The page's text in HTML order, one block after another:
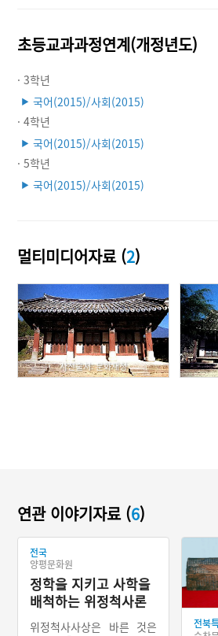
초등교과과정연계(개정년도)
· 3학년
▶ 국어(2015)/사회(2015)
· 4학년
▶ 국어(2015)/사회(2015)
· 5학년
▶ 국어(2015)/사회(2015)
멀티미디어자료 (2)
사진출처: 문화재청
연관 이야기자료 (6)
전국
양평문화원
정학을 지키고 사학을
배척하는 위정척사론
위정척사사상은 바른 것은
전북